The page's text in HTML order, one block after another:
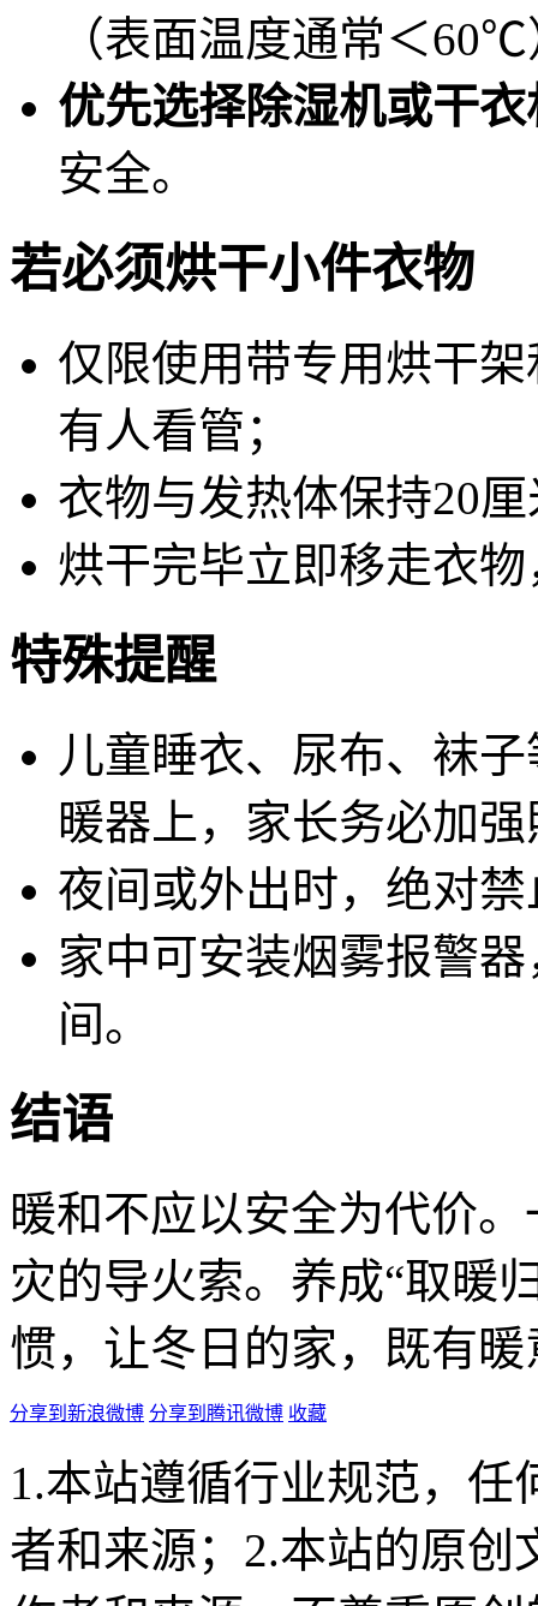
（表面温度通常＜
优先选择除湿机或干衣
安全。
若必须烘干小件衣物
仅限使用带专用烘干
有人看管；
衣物与发热体保持20
烘干完毕立即移走衣
特殊提醒
儿童睡衣、尿布、袜
暖器上，家长务必加
夜间或外出时， 绝对
家中可安装烟雾报警
间。
结语
暖和不应以安全为代价
灾的导火索。养成“取暖
惯，让冬日的家，既有
分享到新浪微博 分享到腾讯微博 收藏
1.本站遵循行业规范，
者和来源；2.本站的原